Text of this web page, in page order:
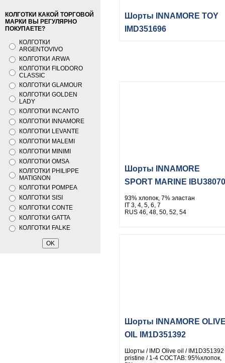
КОЛГОТКИ КАКОЙ ТОРГОВОЙ
МАРКИ ВЫ РЕГУЛЯРНО
ПОКУПАЕТЕ?
КОЛГОТКИ
ARGENTOVIVO
КОЛГОТКИ ARWA
КОЛГОТКИ FILODORO
CLASSIC
КОЛГОТКИ GLAMOUR
КОЛГОТКИ GOLDEN
LADY
КОЛГОТКИ INCANTO
КОЛГОТКИ INNAMORE
КОЛГОТКИ LEVANTE
КОЛГОТКИ MALEMI
КОЛГОТКИ MINIMI
КОЛГОТКИ OMSA
КОЛГОТКИ PHILIPPE
MATIGNON
КОЛГОТКИ POMPEA
КОЛГОТКИ SISI
КОЛГОТКИ CONTE
КОЛГОТКИ GATTA
КОЛГОТКИ FALKE
Шорты INNAMORE TOY
IMD351696
Шорты INNAMORE
SPORT MARINE IBU38070
93% хлопок, 7% эластан
IT 3, 4, 5, 6, 7
RUS 46, 48, 50, 52, 54
Шорты INNAMORE
OIL IM1D351392
Шорты / IMD Olive oil / IM1D351392
pristine / 1-4 СОСТАВ: 95%хлопок,